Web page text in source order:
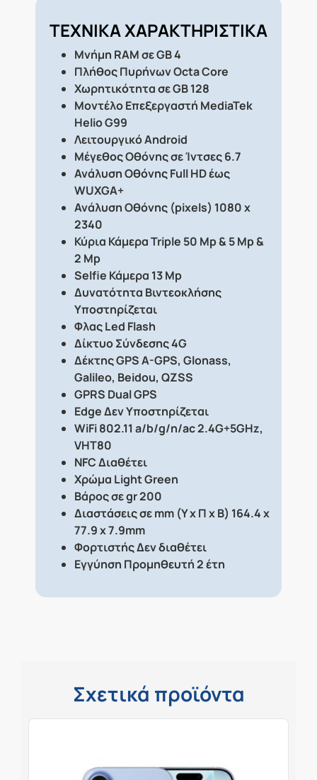
ΤΕΧΝΙΚΑ ΧΑΡΑΚΤΗΡΙΣΤΙΚΑ
Μνήμη RAM σε GB4
Πλήθος ΠυρήνωνOcta Core
Χωρητικότητα σε GB128
Μοντέλο Επεξεργαστή MediaTek
Helio G99
ΛειτουργικόAndroid
Μέγεθος Οθόνης σε Ίντσες6.7
Ανάλυση ΟθόνηςFull HD έως
WUXGA+
Ανάλυση Οθόνης (pixels) 1080 x
2340
Κύρια ΚάμεραTriple 50 Mp & 5 Mp &
2 Mp
Selfie Κάμερα 13 Mp
Δυνατότητα Βιντεοκλήσης
Υποστηρίζεται
ΦλαςLed Flash
Δίκτυο Σύνδεσης4G
Δέκτης GPSA-GPS, Glonass,
Galileo, Beidou, QZSS
GPRS Dual GPS
EdgeΔεν Υποστηρίζεται
WiFi802.11 a/b/g/n/ac 2.4G+5GHz,
VHT80
NFCΔιαθέτει
Χρώμα Light Green
Βάρος σε gr200
Διαστάσεις σε mm (Υ x Π x Β) 164.4 x
77.9 x 7.9mm
ΦορτιστήςΔεν διαθέτει
Εγγύηση Προμηθευτή 2 έτη
Σχετικά προϊόντα